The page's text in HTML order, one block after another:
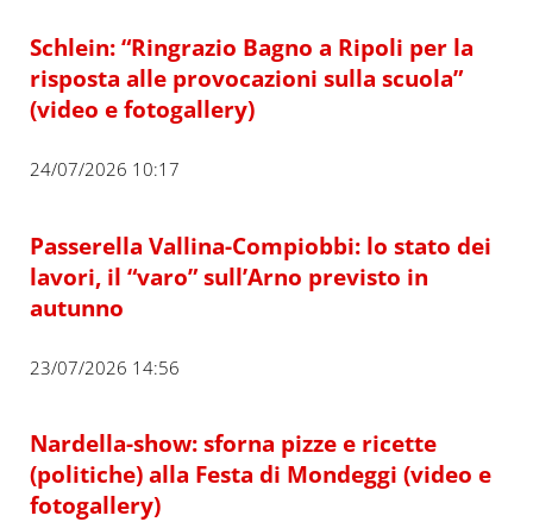
Schlein: “Ringrazio Bagno a Ripoli per la
risposta alle provocazioni sulla scuola”
(video e fotogallery)
24/07/2026 10:17
Passerella Vallina-Compiobbi: lo stato dei
lavori, il “varo” sull’Arno previsto in
autunno
23/07/2026 14:56
Nardella-show: sforna pizze e ricette
(politiche) alla Festa di Mondeggi (video e
fotogallery)